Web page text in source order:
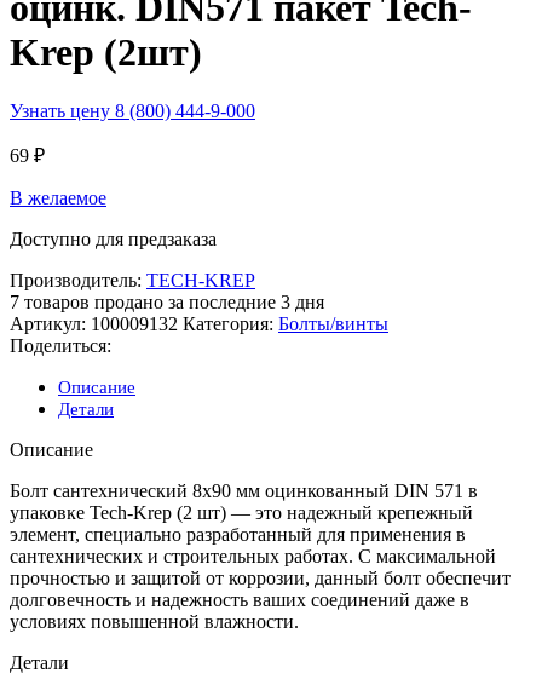
Krep (2шт)
Узнать цену 8 (800) 444-9-000
69 ₽
В желаемое
Доступно для предзаказа
Производитель: TECH-KREP
7 товаров продано за последние 3 дня
Артикул: 100009132 Категория: Болты/винты
Поделиться:
Описание
Детали
Описание
Болт сантехнический 8х90 мм оцинкованный DIN 571 в
упаковке Tech-Krep (2 шт) — это надежный крепежный
элемент, специально разработанный для применения в
сантехнических и строительных работах. С максимальной
прочностью и защитой от коррозии, данный болт обеспечит
долговечность и надежность ваших соединений даже в
условиях повышенной влажности.
Детали